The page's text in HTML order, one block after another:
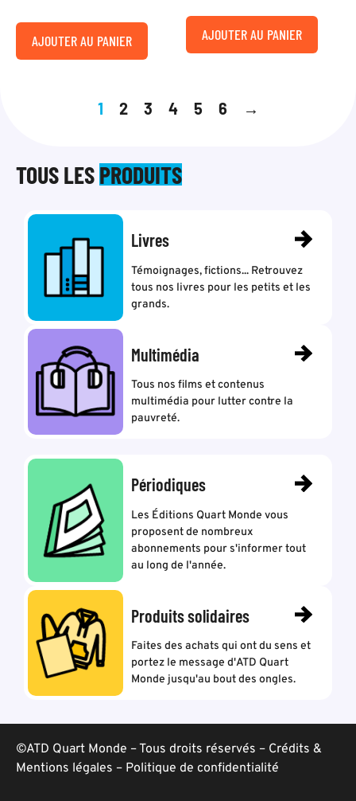
AJOUTER AU PANIER AJOUTER AU PANIER
1 2 3 4 5 6 →
TOUS LESPRODUITS
Livres
Témoignages, fictions... Retrouvez
tous nos livres pour les petits et les
grands.
Multimédia
Tous nos films et contenus
multimédia pour lutter contre la
pauvreté.
Périodiques
Les Éditions Quart Monde vous
proposent de nombreux
abonnements pour s'informer tout
au long de l'année.
Produits solidaires
Faites des achats qui ont du sens et
portez le message d'ATD Quart
Monde jusqu'au bout des ongles.
©ATD Quart Monde – Tous droits réservés – Crédits &
Mentions légales – Politique de confidentialité